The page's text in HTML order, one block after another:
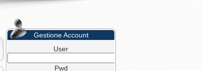
Gestione Account
User
Pwd